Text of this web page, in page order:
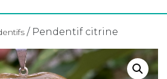
/ Pendentif citrine